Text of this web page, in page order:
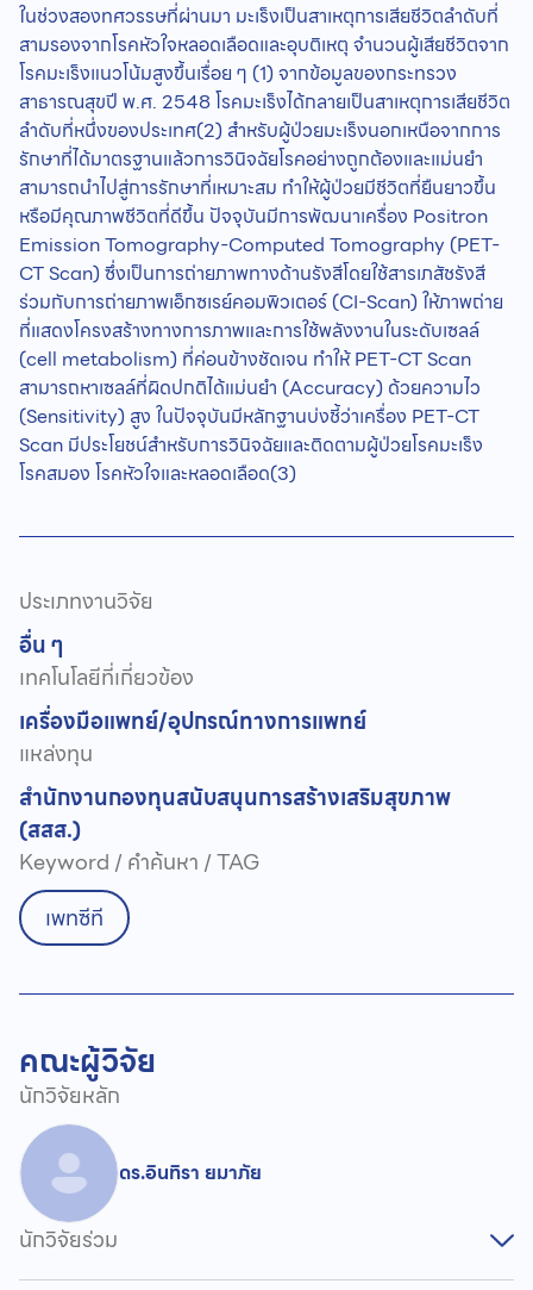
ในช่วงสองทศวรรษที่ผ่านมา มะเร็งเป็นสาเหตุการเสียชีวิตลำดับที่
สามรองจากโรคหัวใจหลอดเลือดและอุบติเหตุ จำนวนผู้เสียชีวิตจาก
โรคมะเร็งแนวโน้มสูงขึ้นเรื่อย ๆ (1) จากข้อมูลของกระทรวง
สาธารณสุขปี พ.ศ. 2548 โรคมะเร็งได้กลายเป็นสาเหตุการเสียชีวิต
ลำดับที่หนึ่งของประเทศ(2) สำหรับผู้ป่วยมะเร็งนอกเหนือจากการ
รักษาที่ได้มาตรฐานแล้วการวินิจฉัยโรคอย่างถูกต้องและแม่นยำ
สามารถนำไปสู่การรักษาที่เหมาะสม ทำให้ผู้ป่วยมีชีวิตที่ยืนยาวขึ้น
หรือมีคุณภาพชีวิตที่ดีขึ้น ปัจจุบันมีการพัฒนาเครื่อง Positron
Emission Tomography-Computed Tomography (PET-
CT Scan) ซึ่งเป็นการถ่ายภาพทางด้านรังสีโดยใช้สารเภสัชรังสี
ร่วมกับการถ่ายภาพเอ็กซเรย์คอมพิวเตอร์ (CI-Scan) ให้ภาพถ่าย
ที่แสดงโครงสร้างทางการภาพและการใช้พลังงานในระดับเซลล์
(cell metabolism) ที่ค่อนข้างชัดเจน ทำให้ PET-CT Scan
สามารถหาเซลล์ที่ผิดปกติได้แม่นยำ (Accuracy) ด้วยความไว
(Sensitivity) สูง ในปัจจุบันมีหลักฐานบ่งชี้ว่าเครื่อง PET-CT
Scan มีประโยชน์สำหรับการวินิจฉัยและติดตามผู้ป่วยโรคมะเร็ง
โรคสมอง โรคหัวใจและหลอดเลือด(3)
ประเภทงานวิจัย
อื่น ๆ
เทคโนโลยีที่เกี่ยวข้อง
เครื่องมือแพทย์/อุปกรณ์ทางการแพทย์
แหล่งทุน
สำนักงานกองทุนสนับสนุนการสร้างเสริมสุขภาพ
(สสส.)
Keyword / คำค้นหา / TAG
เพทซีที
คณะผู้วิจัย
นักวิจัยหลัก
ดร.อินทิรา ยมาภัย
นักวิจัยร่วม